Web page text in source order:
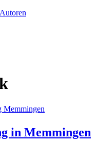
Autoren
in Memmingen